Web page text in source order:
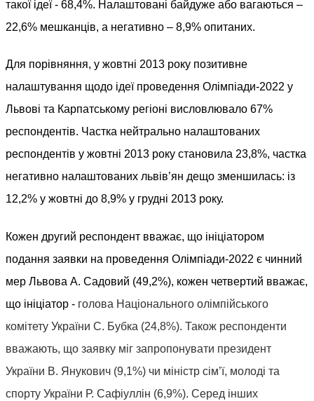
такої ідеї - 68,4%. Налаштовані байдуже або вагаються –
22,6% мешканців, а негативно – 8,9% опитаних.
Для порівняння, у жовтні 2013 року позитивне
налаштування щодо ідеї проведення Олімпіади-2022 у
Львові та Карпатському регіоні висловлювало 67%
респондентів. Частка нейтрально налаштованих
респондентів у жовтні 2013 року становила 23,8%, частка
негативно налаштованих львів’ян дещо зменшилась: із
12,2% у жовтні до 8,9% у грудні 2013 року.
Кожен другий респондент вважає, що ініціатором
подання заявки на проведення Олімпіади-2022 є чинний
мер Львова А. Садовий (49,2%), кожен четвертий вважає,
що ініціатор - голова Національного олімпійського
комітету України С. Бубка (24,8%). Також респонденти
вважають, що заявку міг запропонувати президент
України В. Янукович (9,1%) чи міністр сім’ї, молоді та
спорту України Р. Сафіуллін (6,9%). Серед інших